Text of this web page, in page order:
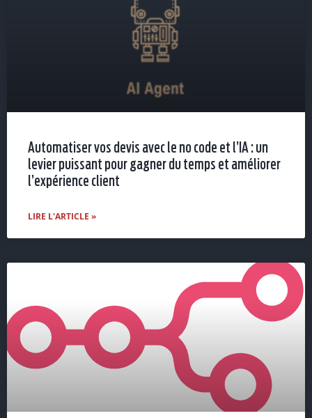
Automatiser vos devis avec le no code et l’IA : un
levier puissant pour gagner du temps et améliorer
l’expérience client
LIRE L'ARTICLE »